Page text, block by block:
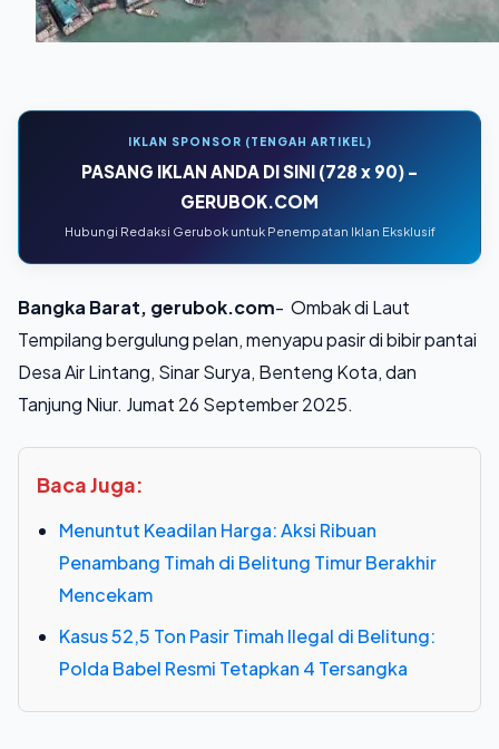
IKLAN SPONSOR (TENGAH ARTIKEL)
PASANG IKLAN ANDA DI SINI (728 x 90) -
GERUBOK.COM
Hubungi Redaksi Gerubok untuk Penempatan Iklan Eksklusif
Bangka Barat, gerubok.com- Ombak di Laut
Tempilang bergulung pelan, menyapu pasir di bibir pantai
Desa Air Lintang, Sinar Surya, Benteng Kota, dan
Tanjung Niur. Jumat 26 September 2025.
Baca Juga:
Menuntut Keadilan Harga: Aksi Ribuan
Penambang Timah di Belitung Timur Berakhir
Mencekam
Kasus 52,5 Ton Pasir Timah Ilegal di Belitung:
Polda Babel Resmi Tetapkan 4 Tersangka